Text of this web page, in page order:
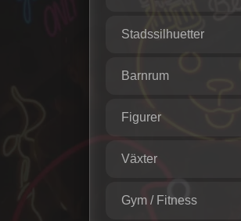
Stadssilhuetter
Barnrum
Figurer
Växter
Gym / Fitness